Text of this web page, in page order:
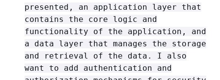
presented, an application layer that
contains the core logic and
functionality of the application, and
a data layer that manages the storage
and retrieval of the data. I also
want to add authentication and